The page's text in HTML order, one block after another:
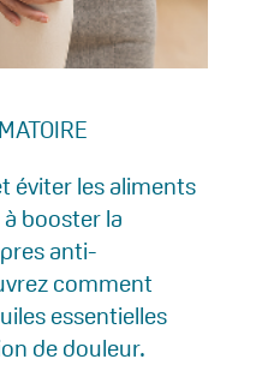
éviter les aliments
booster la
anti-
comment
essentielles
de douleur.